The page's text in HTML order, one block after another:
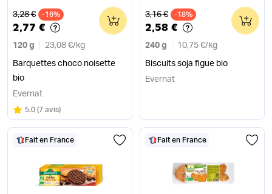
Ancien prix
3,28 € -16%
2,77 €
120 g 23,08 €/ kg
Barquettes choco noisette
bio
0
Evernat
Note
5.0 sur 5
(7 avis)
Ancien prix
3,16 € -18%
2,58 €
240 g 10,75 €/ kg
Biscuits soja figue bio
0
Evernat
Fait en France Fait en France